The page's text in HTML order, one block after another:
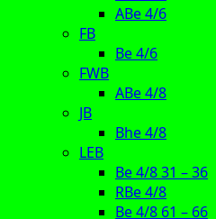
ABe 4/6
FB
Be 4/6
FWB
ABe 4/8
JB
Bhe 4/8
LEB
Be 4/8 31 – 36
RBe 4/8
Be 4/8 61 – 66